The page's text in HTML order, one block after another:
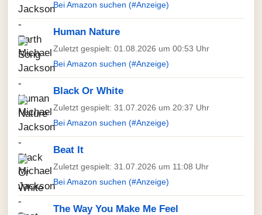
Bei Amazon suchen (#Anzeige)
Human Nature
Zuletzt gespielt: 01.08.2026 um 00:53 Uhr
Bei Amazon suchen (#Anzeige)
Black Or White
Zuletzt gespielt: 31.07.2026 um 20:37 Uhr
Bei Amazon suchen (#Anzeige)
Beat It
Zuletzt gespielt: 31.07.2026 um 11:08 Uhr
Bei Amazon suchen (#Anzeige)
The Way You Make Me Feel